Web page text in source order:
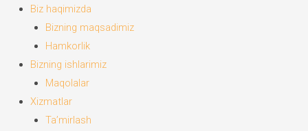
Biz haqimizda
Bizning maqsadimiz
Hamkorlik
Bizning ishlarimiz
Maqolalar
Xizmatlar
Ta’mirlash